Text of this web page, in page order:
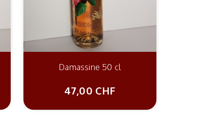
Damassine 50 cl
47,00 CHF